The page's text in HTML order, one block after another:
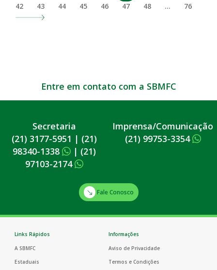
42
43 44 45 46 47 48 … 76
Entre em contato com a SBMFC
Secretaria
(21) 3177-5951 | (21)
98340-1338
| (21)
97103-2174
Imprensa/Comunicação
(21) 99753-3354
Fale Conosco
Links Rápidos
A SBMFC
Estaduais
Informações
Aviso de Privacidade
Termos e Condições